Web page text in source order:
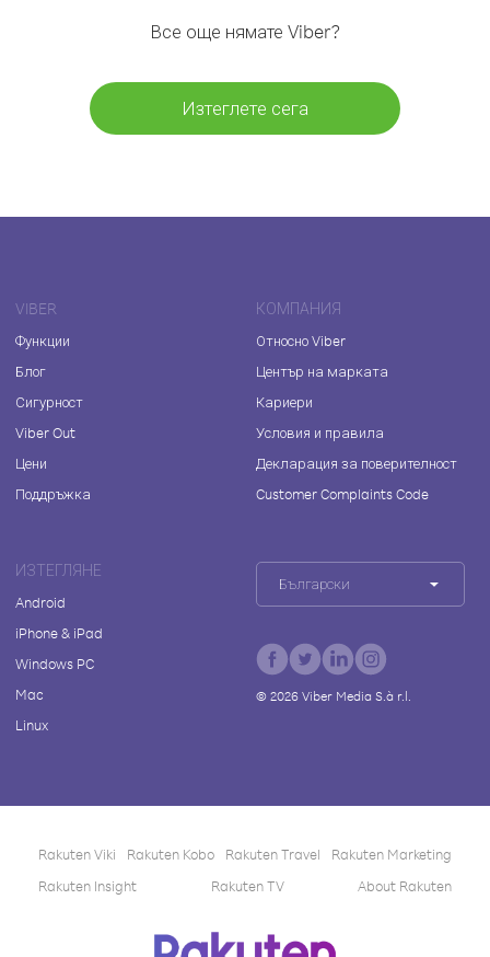
Все още нямате Viber?
Изтеглете сега
VIBER
Функции
Блог
Сигурност
Viber Out
Цени
Поддръжка
КОМПАНИЯ
Относно Viber
Център на марката
Кариери
Условия и правила
Декларация за поверителност
Customer Complaints Code
ИЗТЕГЛЯНЕ
Android
iPhone & iPad
Windows PC
Mac
Linux
Български
© 2026Viber Media S.à r.l.
Rakuten Viki Rakuten Kobo Rakuten Travel
Rakuten Marketing
Rakuten Insight
Rakuten TV About Rakuten